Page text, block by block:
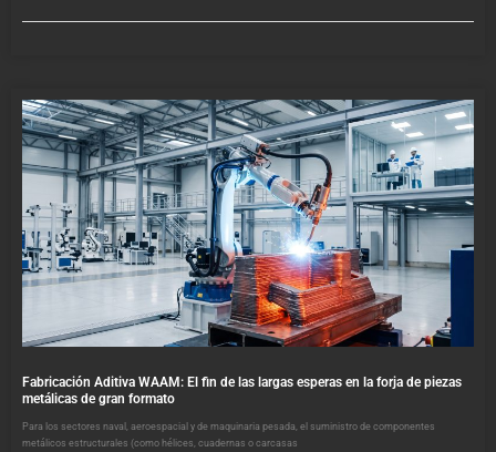
Fabricación Aditiva WAAM: El fin de las largas esperas en la forja de piezas
metálicas de gran formato
Para los sectores naval, aeroespacial y de maquinaria pesada, el suministro de componentes
metálicos estructurales (como hélices, cuadernas o carcasas